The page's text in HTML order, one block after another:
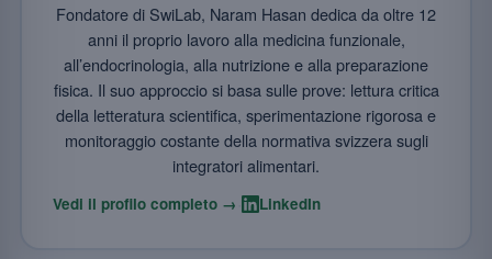
Fondatore di SwiLab, Naram Hasan dedica da oltre 12
anni il proprio lavoro alla medicina funzionale,
all’endocrinologia, alla nutrizione e alla preparazione
fisica. Il suo approccio si basa sulle prove: lettura critica
della letteratura scientifica, sperimentazione rigorosa e
monitoraggio costante della normativa svizzera sugli
integratori alimentari.
Vedi il profilo completo → LinkedIn